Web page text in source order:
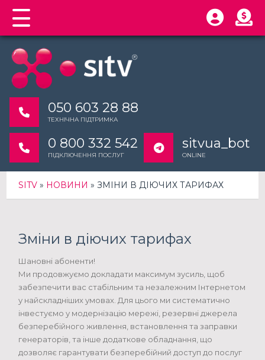
050 603 28 88
ТЕХНІЧНА ПІДТРИМКА
0 800 332 542
ПІДКЛЮЧЕННЯ ПОСЛУГ
sitvua_bot
ONLINE
SITV » НОВИНИ » ЗМІНИ В ДІЮЧИХ ТАРИФАХ
Зміни в діючих тарифах
Шановні абоненти!
Ми продовжуємо докладати максимум зусиль, щоб
забезпечити вас стабільним та незалежним Інтернетом
у найскладніших умовах. Для цього ми систематично
інвестуємо у модернізацію мережі, резервні джерела
безперебійного живлення, встановлення та заправки
генераторів, та інше додаткове обладнання, що
дозволяє гарантувати безперебійний доступ до послуг